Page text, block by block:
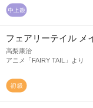
フェアリーテイル メ
高梨康治
アニメ「FAIRY TAIL」より